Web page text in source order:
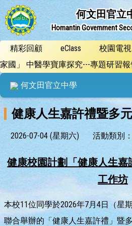
何文田官立
Homantin Government
精彩回顧 eClass 校園電
家國」 中醫學寶庫探究---專題研習
何文田官立中學
健康人生嘉許禮暨多
2026-07-04 (星期六) 活動類別
健康校園計劃 「健康人生嘉
工作坊
本校11位同學於2026年7月4日（星
聯合舉辦的「健康人生嘉許禮」暨